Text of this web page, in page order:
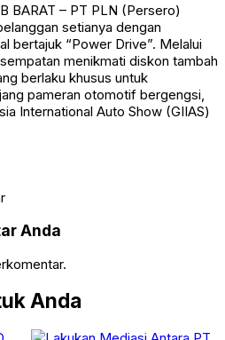
BARAT – PT PLN (Persero)
setianya dengan
bertajuk “Power Drive”. Melalui
menikmati diskon tambah
berlaku khusus untuk
pameran otomotif bergengsi,
International Auto Show (GIIAS)
Anda
Anda